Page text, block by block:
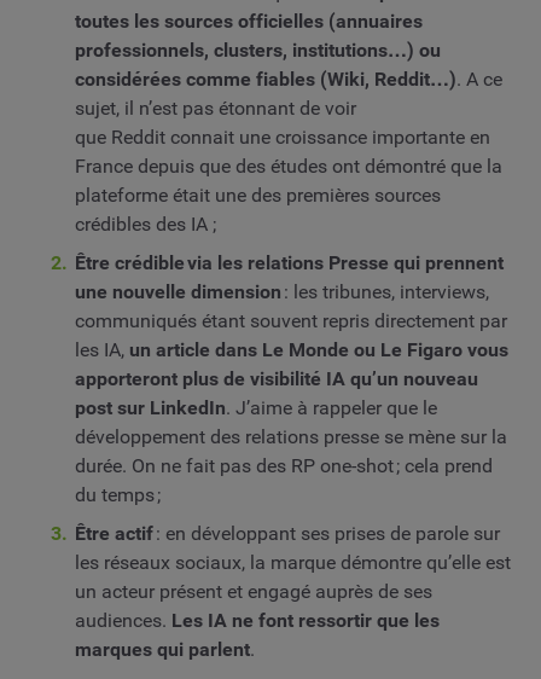
toutes les sources officielles (annuaires
professionnels, clusters, institutions…) ou
considérées comme fiables (Wiki, Reddit…). A ce
sujet, il n’est pas étonnant de voir
que Reddit connait une croissance importante en
France depuis que des études ont démontré que la
plateforme était une des premières sources
crédibles des IA ;
Être crédible via les relations Presse qui prennent
une nouvelle dimension : les tribunes, interviews,
communiqués étant souvent repris directement par
les IA, un article dans Le Monde ou Le Figaro vous
apporteront plus de visibilité IA qu’un nouveau
post sur LinkedIn. J’aime à rappeler que le
développement des relations presse se mène sur la
durée. On ne fait pas des RP one-shot ; cela prend
du temps ;
Être actif: en développant ses prises de parole sur
les réseaux sociaux, la marque démontre qu’elle est
un acteur présent et engagé auprès de ses
audiences. Les IA ne font ressortir que les
marques qui parlent.